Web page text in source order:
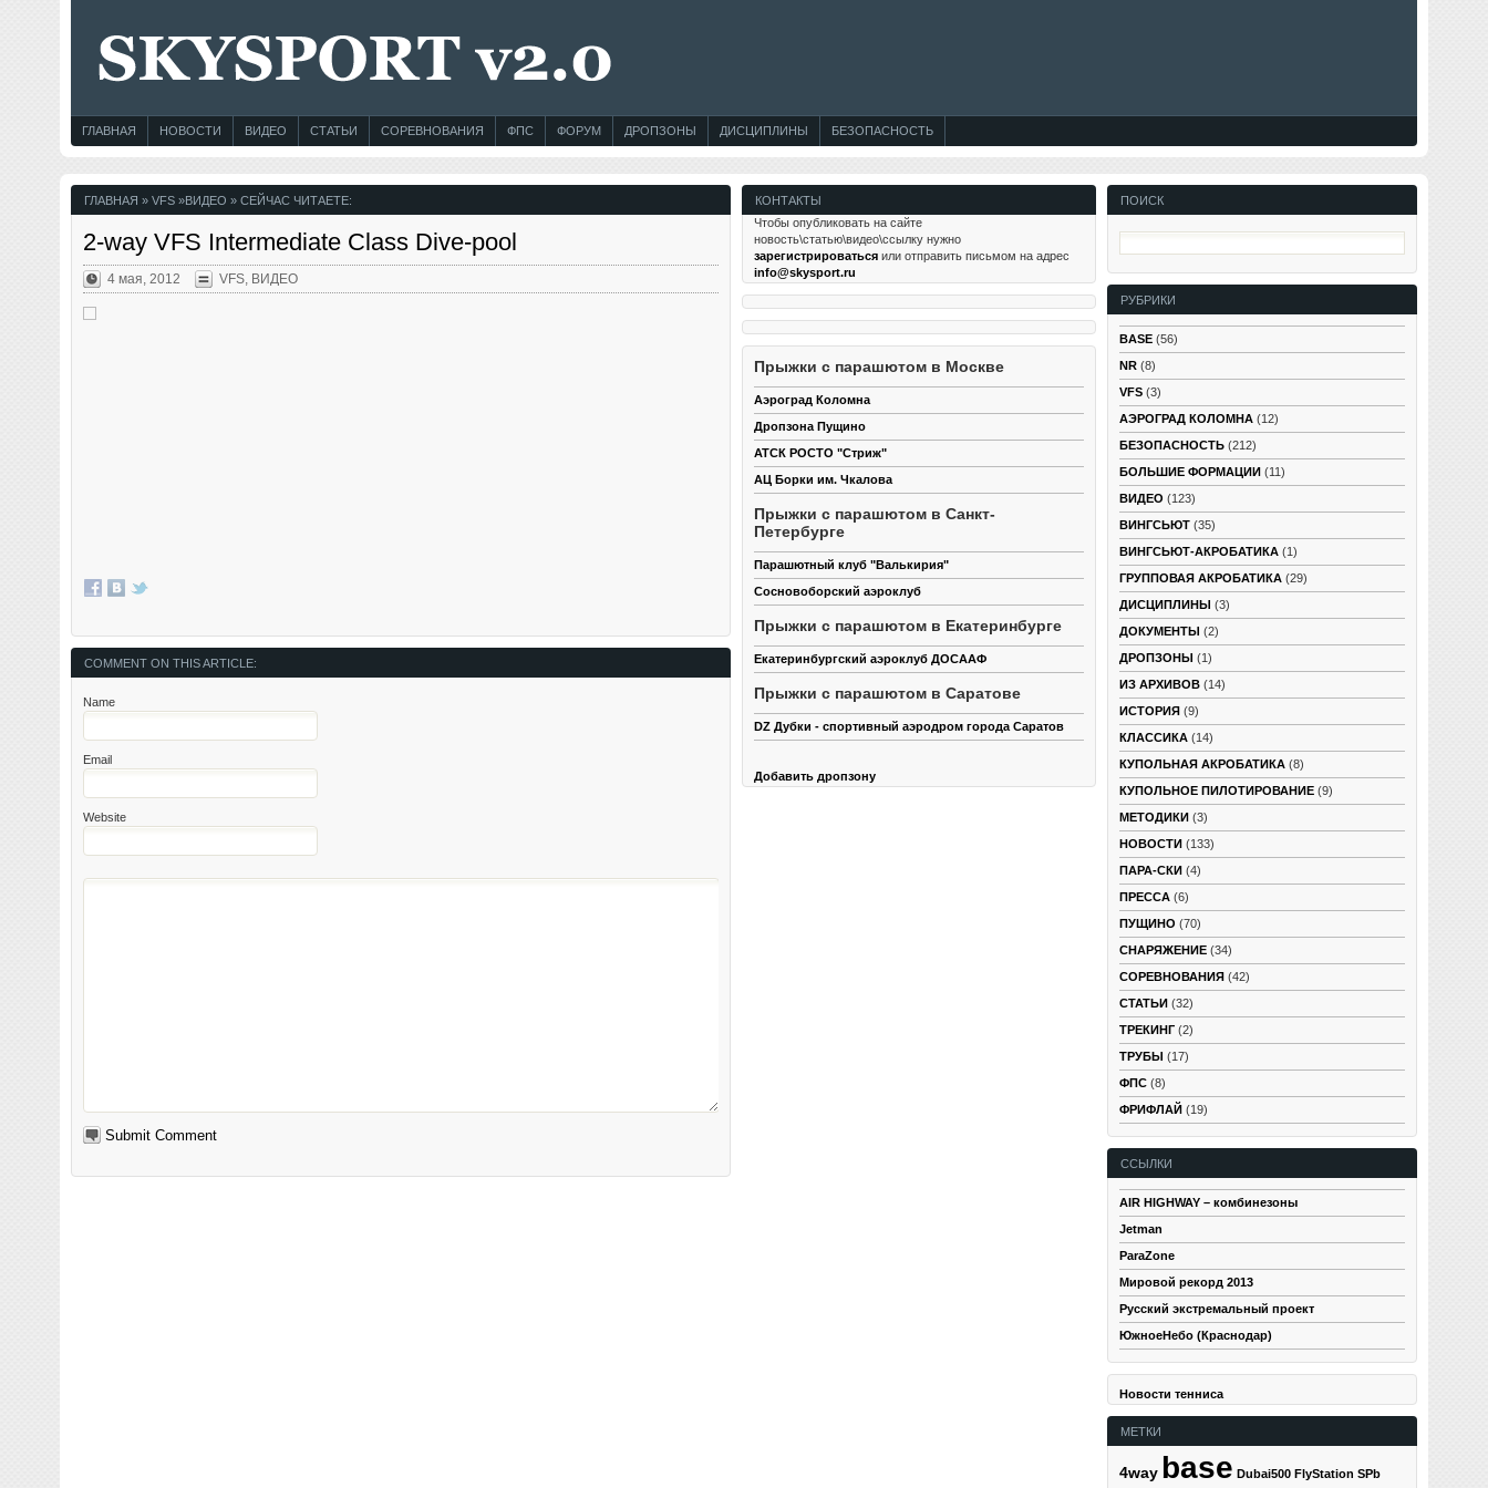
ГЛАВНАЯ НОВОСТИ ВИДЕО СТАТЬИ СОРЕВНОВАНИЯ ФПС ФОРУМ ДРОПЗОНЫ ДИСЦИПЛИНЫ БЕЗОПАСНОСТЬ
ГЛАВНАЯ » VFS»ВИДЕО » СЕЙЧАС ЧИТАЕТЕ:
2-way VFS Intermediate Class Dive-pool
4 мая, 2012 VFS, ВИДЕО
COMMENT ON THIS ARTICLE:
Name
Email
Website
ПОИСК
РУБРИКИ
BASE (56)
NR (8)
VFS (3)
АЭРОГРАД КОЛОМНА (12)
БЕЗОПАСНОСТЬ (212)
БОЛЬШИЕ ФОРМАЦИИ (11)
ВИДЕО (123)
ВИНГСЬЮТ (35)
ВИНГСЬЮТ-АКРОБАТИКА (1)
ГРУППОВАЯ АКРОБАТИКА (29)
ДИСЦИПЛИНЫ (3)
ДОКУМЕНТЫ (2)
ДРОПЗОНЫ (1)
ИЗ АРХИВОВ (14)
ИСТОРИЯ (9)
КЛАССИКА (14)
КУПОЛЬНАЯ АКРОБАТИКА (8)
КУПОЛЬНОЕ ПИЛОТИРОВАНИЕ (9)
МЕТОДИКИ (3)
НОВОСТИ (133)
ПАРА-СКИ (4)
ПРЕССА (6)
ПУЩИНО (70)
СНАРЯЖЕНИЕ (34)
СОРЕВНОВАНИЯ (42)
СТАТЬИ (32)
ТРЕКИНГ (2)
ТРУБЫ (17)
ФПС (8)
ФРИФЛАЙ (19)
ССЫЛКИ
AIR HIGHWAY – комбинезоны
Jetman
ParaZone
Мировой рекорд 2013
Русский экстремальный проект
ЮжноеНебо (Краснодар)
Новости тенниса
МЕТКИ
4way base Dubai500 FlyStation SPb
КОНТАКТЫ
Чтобы опубликовать на сайте
новость\статью\видео\ссылку нужно
зарегистрироваться или отправить письмом на адрес
info@skysport.ru
Прыжки с парашютом в Москве
Аэроград Коломна
Дропзона Пущино
АТСК РОСТО "Стриж"
АЦ Борки им. Чкалова
Прыжки с парашютом в Санкт-
Петербурге
Парашютный клуб "Валькирия"
Сосновоборский аэроклуб
Прыжки с парашютом в Екатеринбурге
Екатеринбургский аэроклуб ДОСААФ
Прыжки с парашютом в Саратове
DZ Дубки - спортивный аэродром города Саратов
Добавить дропзону